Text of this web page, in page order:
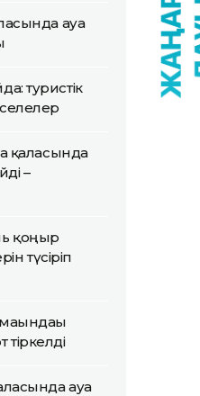
ауа
туристік
қаласында
–
қоңыр
түсіріп
ауа